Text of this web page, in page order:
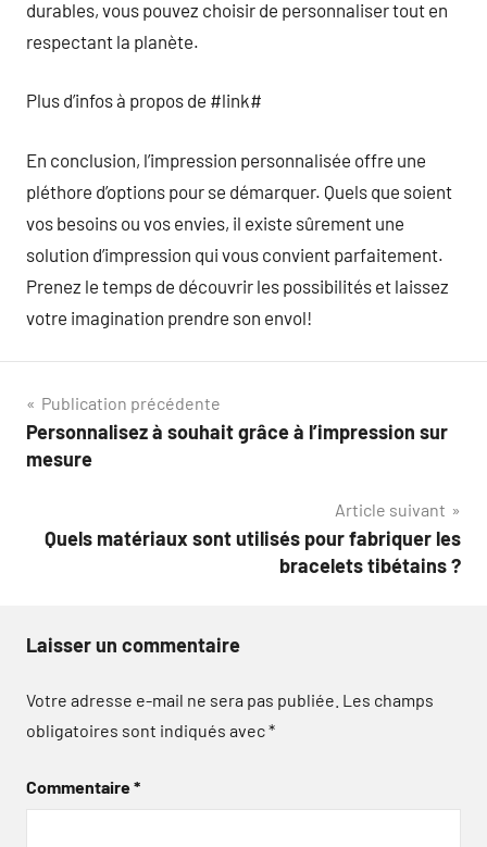
durables, vous pouvez choisir de personnaliser tout en
respectant la planète.
Plus d’infos à propos de #link#
En conclusion, l’impression personnalisée offre une
pléthore d’options pour se démarquer. Quels que soient
vos besoins ou vos envies, il existe sûrement une
solution d’impression qui vous convient parfaitement.
Prenez le temps de découvrir les possibilités et laissez
votre imagination prendre son envol!
Navigation
de
Publication précédente
Personnalisez à souhait grâce à l’impression sur
mesure
Article suivant
Quels matériaux sont utilisés pour fabriquer les
bracelets tibétains ?
Laisser un commentaire
Votre adresse e-mail ne sera pas publiée. Les champs
obligatoires sont indiqués avec*
Commentaire*